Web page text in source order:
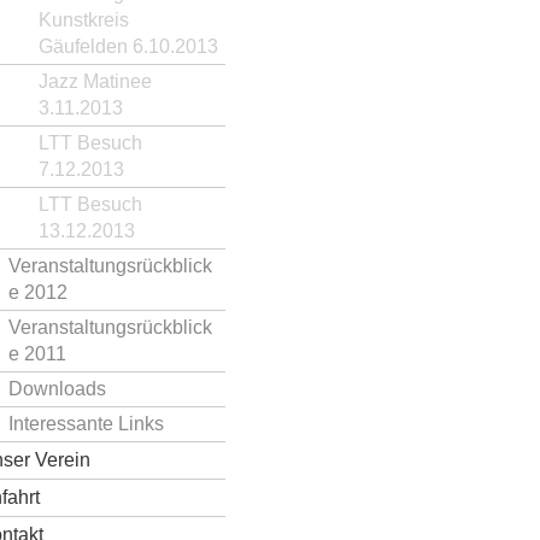
Kunstkreis
Gäufelden 6.10.2013
Jazz Matinee
3.11.2013
LTT Besuch
7.12.2013
LTT Besuch
13.12.2013
Veranstaltungsrückblick
e 2012
Veranstaltungsrückblick
e 2011
Downloads
Interessante Links
Verein